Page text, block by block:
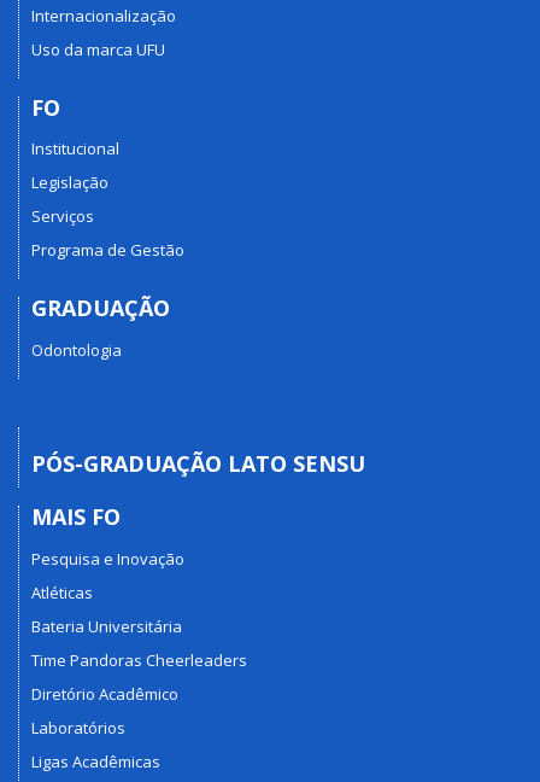
Internacionalização
Uso da marca UFU
FO
Institucional
Legislação
Serviços
Programa de Gestão
GRADUAÇÃO
Odontologia
PÓS-GRADUAÇÃO LATO SENSU
MAIS FO
Pesquisa e Inovação
Atléticas
Bateria Universitária
Time Pandoras Cheerleaders
Diretório Acadêmico
Laboratórios
Ligas Acadêmicas